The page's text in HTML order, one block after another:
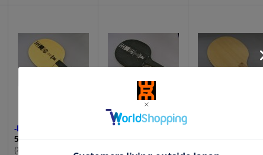
-DOU03]
5,800円(税別)
(税込
【お試し】王道04[OH
5,800円(税別)
5,200円(税別)